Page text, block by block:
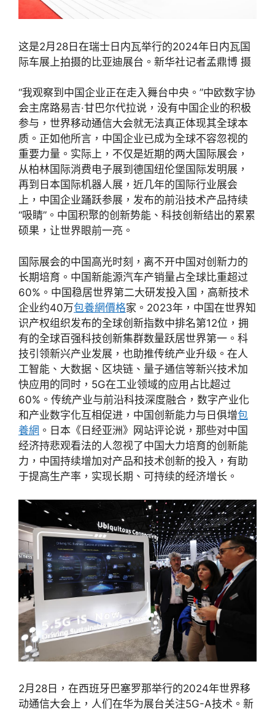
这是2月28日在瑞士日内瓦举行的2024年日内瓦国
际车展上拍摄的比亚迪展台。新华社记者孟鼎博 摄
“我观察到中国企业正在走入舞台中央。”中欧数字协
会主席路易吉·甘巴尔代拉说，没有中国企业的积极
参与，世界移动通信大会就无法真正体现其全球本
质。正如他所言，中国企业已成为全球不容忽视的
重要力量。实际上，不仅是近期的两大国际展会，
从柏林国际消费电子展到德国纽伦堡国际发明展，
再到日本国际机器人展，近几年的国际行业展会
上，中国企业踊跃参展，发布的前沿技术产品持续
“吸睛”。中国积聚的创新势能、科技创新结出的累累
硕果，让世界眼前一亮。
国际展会的中国高光时刻，离不开中国对创新力的
长期培育。中国新能源汽车产销量占全球比重超过
60%。中国稳居世界第二大研发投入国，高新技术
企业约40万包養網價格家。2023年，中国在世界知
识产权组织发布的全球创新指数中排名第12位，拥
有的全球百强科技创新集群数量跃居世界第一。科
技引领新兴产业发展，也助推传统产业升级。在人
工智能、大数据、区块链、量子通信等新兴技术加
快应用的同时，5G在工业领域的应用占比超过
60%。传统产业与前沿科技深度融合，数字产业化
和产业数字化互相促进，中国创新能力与日俱增包
養網 。日本《日经亚洲》网站评论说，那些对中国
经济持悲观看法的人忽视了中国大力培育的创新能
力，中国持续增加对产品和技术创新的投入，有助
于提高生产率，实现长期、可持续的经济增长。
2月28日，在西班牙巴塞罗那举行的2024年世界移
动通信大会上，人们在华为展台关注5G-A技术。新